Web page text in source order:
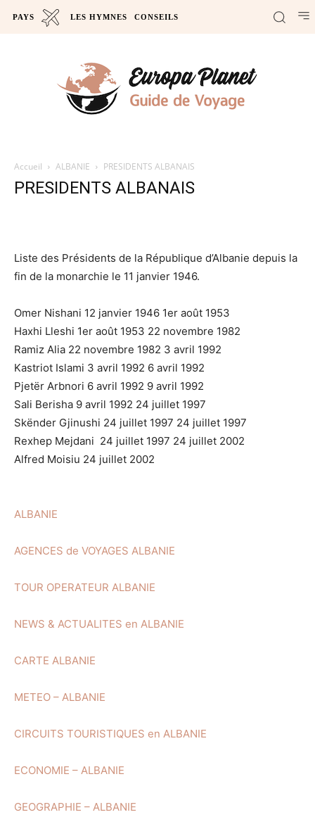
PAYS LES HYMNES CONSEILS
Accueil ALBANIE PRESIDENTS ALBANAIS
PRESIDENTS ALBANAIS
Liste des Présidents de la République d’Albanie depuis la
fin de la monarchie le 11 janvier 1946.
Omer Nishani 12 janvier 1946 1er août 1953
Haxhi Lleshi 1er août 1953 22 novembre 1982
Ramiz Alia 22 novembre 1982 3 avril 1992
Kastriot Islami 3 avril 1992 6 avril 1992
Pjetër Arbnori 6 avril 1992 9 avril 1992
Sali Berisha 9 avril 1992 24 juillet 1997
Skënder Gjinushi 24 juillet 1997 24 juillet 1997
Rexhep Mejdani 24 juillet 1997 24 juillet 2002
Alfred Moisiu 24 juillet 2002
ALBANIE
AGENCES de VOYAGES ALBANIE
TOUR OPERATEUR ALBANIE
NEWS & ACTUALITES en ALBANIE
CARTE ALBANIE
METEO – ALBANIE
CIRCUITS TOURISTIQUES en ALBANIE
ECONOMIE – ALBANIE
GEOGRAPHIE – ALBANIE